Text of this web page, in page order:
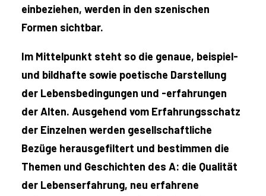
einbeziehen, werden in den szenischen
Formen sichtbar.
Im Mittelpunkt steht so die genaue, beispiel-
und bildhafte sowie poetische Darstellung
der Lebensbedingungen und -erfahrungen
der Alten. Ausgehend vom Erfahrungsschatz
der Einzelnen werden gesellschaftliche
Bezüge herausgefiltert und bestimmen die
Themen und Geschichten des A: die Qualität
der Lebenserfahrung, neu erfahrene